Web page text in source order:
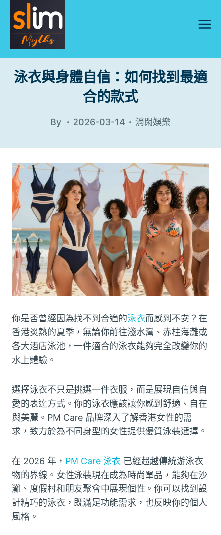
content
泳衣與身體自信：如何找到最適
合的款式
By 2026-03-14 消閑娛樂
你是否曾經因為找不到合適的泳衣而感到不安？在
香港炎熱的夏季，無論你前往淺水灣、赤柱海灘或
各大酒店泳池，一件適合的泳衣能夠完全改變你的
水上體驗。
選擇泳衣不只是挑選一件衣服，而是展現自信與自
愛的表達方式。你的泳衣應該讓你感到舒適、自在
與美麗。PM Care 品牌深入了解香港女性的需
求，致力於為不同身型的女性提供優質泳裝選擇。
在 2026 年， PM Care 泳衣 已經超越傳統游泳衣
物的界線。女性泳裝現在成為時尚單品，能夠在沙
灘、度假村和朋友聚會中展現個性。你可以找到設
計精巧的泳衣，既滿足功能需求，也反映你的個人
風格。